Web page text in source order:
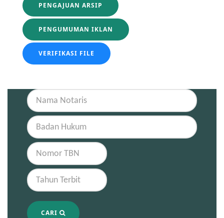
PENGAJUAN ARSIP
PENGUMUMAN IKLAN
VERIFIKASI FILE
CARI